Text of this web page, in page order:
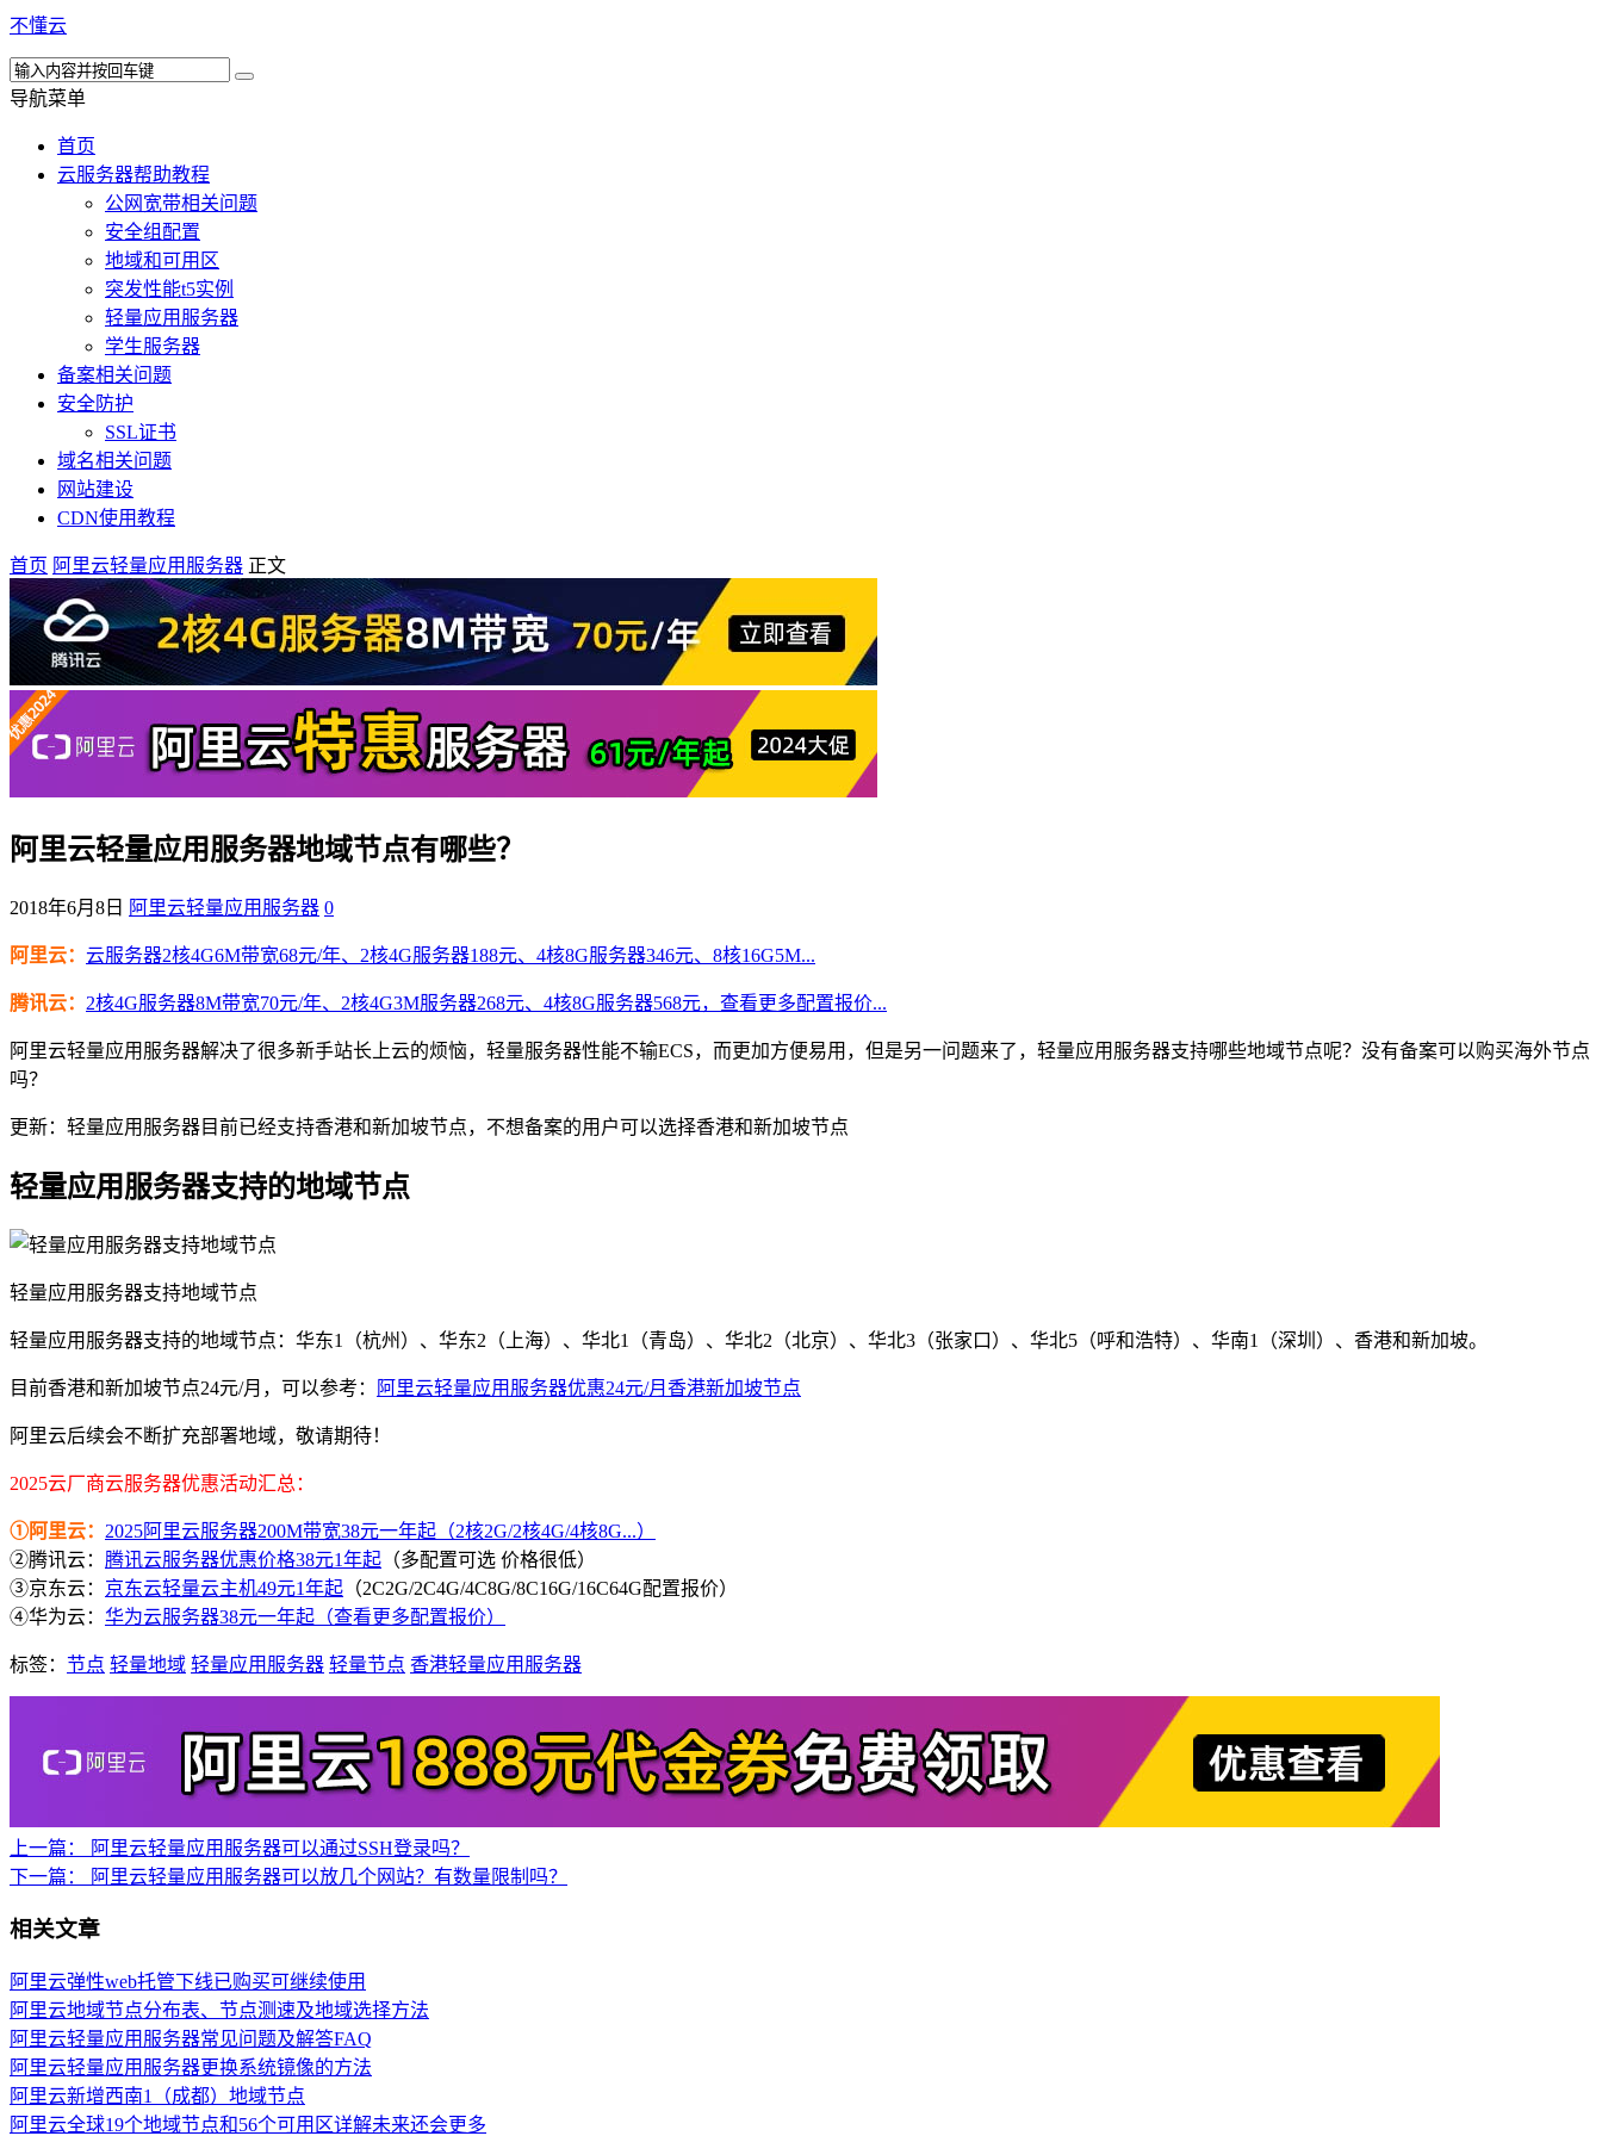
不懂云
导航菜单
首页
云服务器帮助教程
公网宽带相关问题
安全组配置
地域和可用区
突发性能t5实例
轻量应用服务器
学生服务器
备案相关问题
安全防护
SSL证书
域名相关问题
网站建设
CDN使用教程
首页 阿里云轻量应用服务器 正文
阿里云轻量应用服务器地域节点有哪些？
2018年6月8日 阿里云轻量应用服务器 0
阿里云： 云服务器2核4G6M带宽68元/年、2核4G服务器188元、4核8G服务器346元、8核16G5M...
腾讯云： 2核4G服务器8M带宽70元/年、2核4G3M服务器268元、4核8G服务器568元，查看更多配置报价...
阿里云轻量应用服务器解决了很多新手站长上云的烦恼，轻量服务器性能不输ECS，而更加方便易用，但是另一问题来了，轻量应用服务器支持哪些地域节点呢？没有备案可以购买海外节点
吗？
更新：轻量应用服务器目前已经支持香港和新加坡节点，不想备案的用户可以选择香港和新加坡节点
轻量应用服务器支持的地域节点
轻量应用服务器支持地域节点
轻量应用服务器支持的地域节点：华东1（杭州）、华东2（上海）、华北1（青岛）、华北2（北京）、华北3（张家口）、华北5（呼和浩特）、华南1（深圳）、香港和新加坡。
目前香港和新加坡节点24元/月，可以参考： 阿里云轻量应用服务器优惠24元/月香港新加坡节点
阿里云后续会不断扩充部署地域，敬请期待！
2025云厂商云服务器优惠活动汇总：
①阿里云： 2025阿里云服务器200M带宽38元一年起（2核2G/2核4G/4核8G...）
②腾讯云： 腾讯云服务器优惠价格38元1年起 （多配置可选 价格很低）
③京东云： 京东云轻量云主机49元1年起 （2C2G/2C4G/4C8G/8C16G/16C64G配置报价）
④华为云： 华为云服务器38元一年起（查看更多配置报价）
标签： 节点 轻量地域 轻量应用服务器 轻量节点 香港轻量应用服务器
上一篇：
阿里云轻量应用服务器可以通过SSH登录吗？
下一篇：
阿里云轻量应用服务器可以放几个网站？有数量限制吗？
相关文章
阿里云弹性web托管下线已购买可继续使用
阿里云地域节点分布表、节点测速及地域选择方法
阿里云轻量应用服务器常见问题及解答FAQ
阿里云轻量应用服务器更换系统镜像的方法
阿里云新增西南1（成都）地域节点
阿里云全球19个地域节点和56个可用区详解未来还会更多